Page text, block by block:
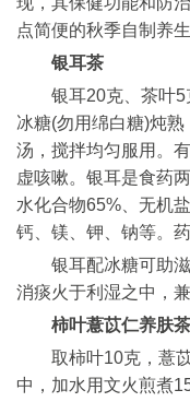
点简便的秋季自制养
银耳茶
银耳20克、茶叶
冰糖(勿用绵白糖)炖
汤，搅拌均匀服用。
虚咳嗽。银耳是食药
水化合物65%、无机
钙、镁、钾、钠等。
银耳配冰糖可助
消痰火于利湿之中，
柿叶薏苡仁养肤茶
取柿叶10克，薏
中，加水用文火煎煮